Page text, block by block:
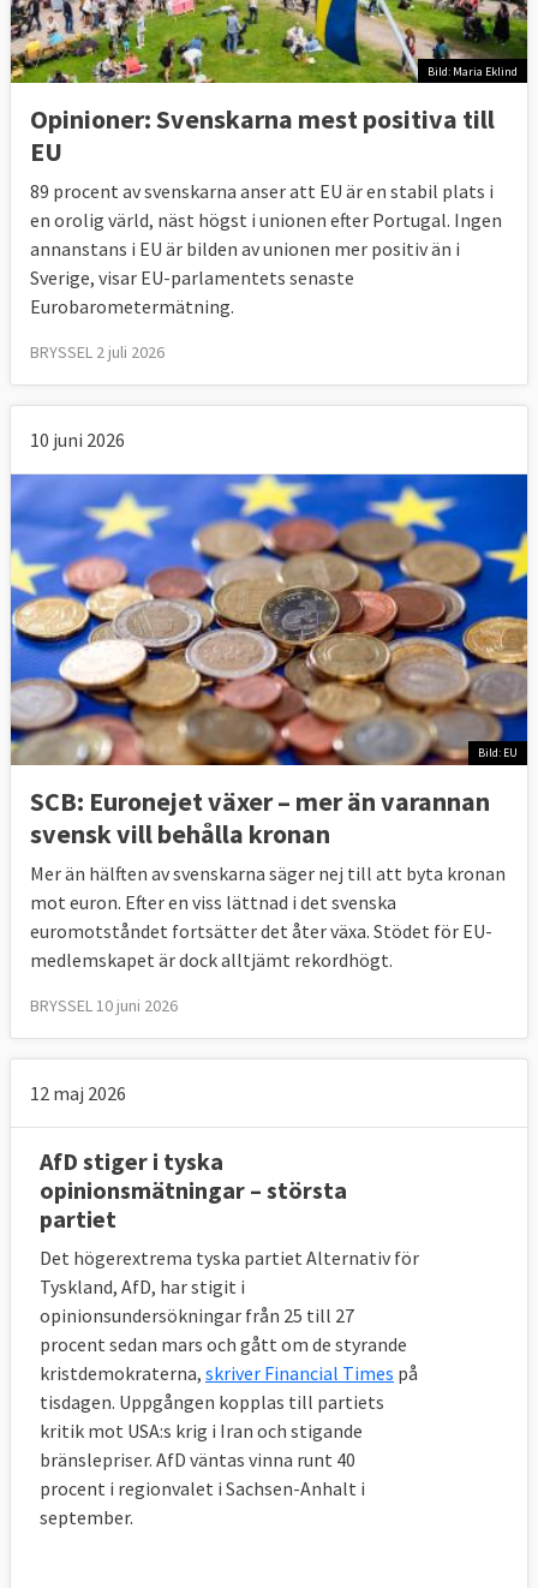
Bild: Maria Eklind
Opinioner: Svenskarna mest positiva till
EU
89 procent av svenskarna anser att EU är en stabil plats i
en orolig värld, näst högst i unionen efter Portugal. Ingen
annanstans i EU är bilden av unionen mer positiv än i
Sverige, visar EU-parlamentets senaste
Eurobarometermätning.
BRYSSEL 2 juli 2026
10 juni 2026
Bild: EU
SCB: Euronejet växer – mer än varannan
svensk vill behålla kronan
Mer än hälften av svenskarna säger nej till att byta kronan
mot euron. Efter en viss lättnad i det svenska
euromotståndet fortsätter det åter växa. Stödet för EU-
medlemskapet är dock alltjämt rekordhögt.
BRYSSEL 10 juni 2026
12 maj 2026
AfD stiger i tyska
opinionsmätningar – största
partiet
Det högerextrema tyska partiet Alternativ för
Tyskland, AfD, har stigit i
opinionsundersökningar från 25 till 27
procent sedan mars och gått om de styrande
kristdemokraterna, skriver Financial Times på
tisdagen. Uppgången kopplas till partiets
kritik mot USA:s krig i Iran och stigande
bränslepriser. AfD väntas vinna runt 40
procent i regionvalet i Sachsen-Anhalt i
september.